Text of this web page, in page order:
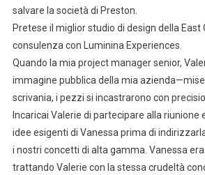
salvare la società di Preston.
Pretese il miglior studio di design della East
consulenza con Luminina Experiences.
Quando la mia project manager senior,
immagine pubblica della mia
scrivania, i pezzi si incastrarono con
Incaricai Valerie di partecipare alla riunione
idee esigenti di Vanessa prima di
i nostri concetti di alta gamma. Vanessa
trattando Valerie con la stessa crudeltà